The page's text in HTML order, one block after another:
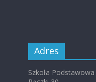
Adres
Szkoła